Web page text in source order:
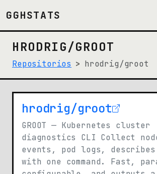
GGHSTATS
HRODRIG/GROOT
Repositorios hrodrig/groot
hrodrig/groot
(opens in new tab)
GROOT — Kubernetes cluster
diagnostics CLI Collect
events, pod logs, describes
with one command. Fast,